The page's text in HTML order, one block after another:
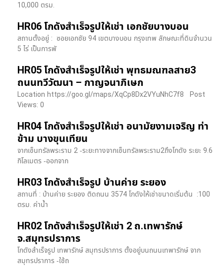
10,000 ตรม.
HR06 โกดังสำเร็จรูปให้เช่า เอกชัยบางบอน
สถานตั้งอยู่ : ซอยเอกชัย 94 เขตบางบอน กรุงเทพ ลักษณะที่ดินจำนวน
5 ไร่ เป็นการพั
HR05 โกดังสำเร็จรูปให้เช่า พุทธมณฑลสาย3
ถนนทวีวัฒนา – กาญจนาภิเษก
Location https://goo.gl/maps/XqCp8Dx2VYuNhC7f8 Post
Views: 0
HR04 โกดังสำเร็จรูปให้เช่า อนามัยงามเจริญ ท่า
ข้าม บางขุนเทียน
จากเซ็นทรัลพระราม 2 -ระยะทางจากเซ็นทรัลพระราม2ถึงโกดัง ระยะ 9.6
กิโลเมตร -ออกจาก
HR03 โกดังสำเร็จรูป บ้านค่าย ระยอง
สถานที่ : บ้านค่าย ระยอง ติดถนน 3574 โกดังให้เช่าขนาดเริ่มต้น :100
ตรม. ค่าน้ำ
HR02 โกดังสำเร็จรูปให้เช่า 2 ถ.เทพารักษ์
จ.สมุทรปราการ
โกดังสำเร็จรูป เทพารักษ์ สมุทรปราการ ตั้งอยู่บนถนนเทพารักษ์ จาก
สมุทรปราการ -ใช้ถ